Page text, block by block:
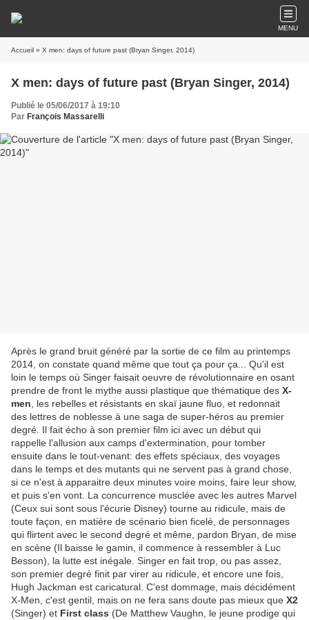
MENU
Accueil » X men: days of future past (Bryan Singer, 2014)
X men: days of future past (Bryan Singer, 2014)
Publié le 05/06/2017 à 19:10
Par François Massarelli
Après le grand bruit généré par la sortie de ce film au printemps
2014, on constate quand même que tout ça pour ça... Qu'il est
loin le temps où Singer faisait oeuvre de révolutionnaire en osant
prendre de front le mythe aussi plastique que thématique des X-
men , les rebelles et résistants en skaï jaune fluo, et redonnait
des lettres de noblesse à une saga de super-héros au premier
degré. Il fait écho à son premier film ici avec un début qui
rappelle l'allusion aux camps d'extermination, pour tomber
ensuite dans le tout-venant: des effets spéciaux, des voyages
dans le temps et des mutants qui ne servent pas à grand chose,
si ce n'est à apparaitre deux minutes voire moins, faire leur show,
et puis s'en vont. La concurrence musclée avec les autres Marvel
(Ceux sui sont sous l'écurie Disney) tourne au ridicule, mais de
toute façon, en matière de scénario bien ficelé, de personnages
qui flirtent avec le second degré et même, pardon Bryan, de mise
en scène (Il baisse le gamin, il commence à ressembler à Luc
Besson), la lutte est inégale. Singer en fait trop, ou pas assez,
son premier degré finit par virer au ridicule, et encore une fois,
Hugh Jackman est caricatural. C'est dommage, mais décidément
X-Men, c'est gentil, mais on ne fera sans doute pas mieux que X2
(Singer) et First class (De Matthew Vaughn, le jeune prodige qui